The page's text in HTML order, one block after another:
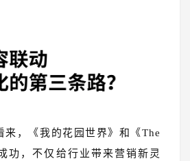
，《我的花园世界》和《The
功，不仅给行业带来营销新灵